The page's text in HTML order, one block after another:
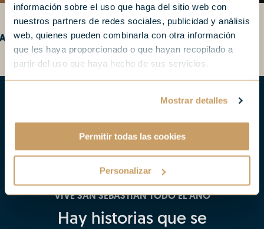
información sobre el uso que haga del sitio web con
nuestros partners de redes sociales, publicidad y análisis
web, quienes pueden combinarla con otra información
que les haya proporcionado o que hayan recopilado a
partir del uso que haya hecho de sus servicios.
Mostrar detalles
Permitir todas las cookies
Personalizar
OUT GRATUITO (BAJO DISPONIBILIDAD)
VIVE SAN SEBASTIÁN TODO EL AÑO
Hay historias que se